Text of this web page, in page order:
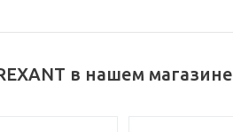
в нашем магазине